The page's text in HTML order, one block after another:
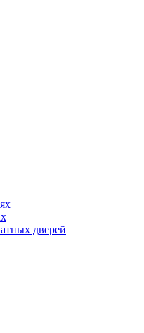
дверей